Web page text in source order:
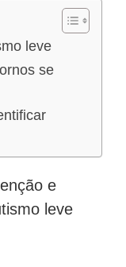
leve
se
e
leve